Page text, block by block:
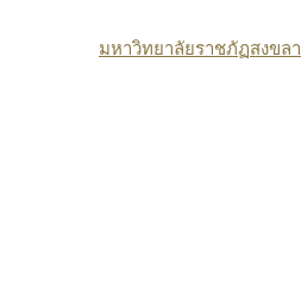
มหาวิทยาลัยราชภัฏสงขลา